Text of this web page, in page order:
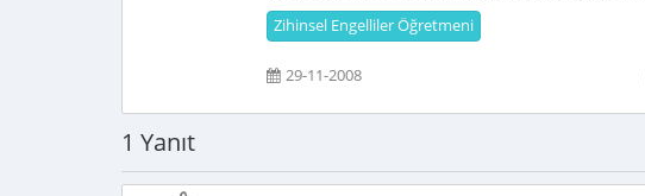
Zihinsel Engelliler Öğretmeni
29-11-2008
1 Yanıt